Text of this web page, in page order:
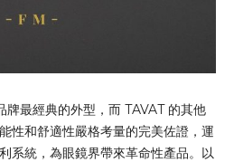
最經典的外型，而 TAVAT 的其他
性和舒適性嚴格考量的完美佐證，運
系統，為眼鏡界帶來革命性產品。以